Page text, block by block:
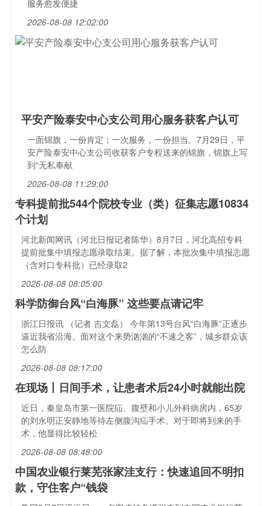
服务愈发便捷
2026-08-08 12:02:00
平安产险泰安中心支公司用心服务获客户认可
一面锦旗，一份肯定；一次服务，一份担当。7月29日，平
安产险泰安中心支公司收获客户专程送来的锦旗，锦旗上写
到“无私奉献
2026-08-08 11:29:00
专科提前批544个院校专业（类）征集志愿10834
个计划
河北新闻网讯（河北日报记者陈华）8月7日，河北高招专科
提前批集中填报志愿录取结束。据了解，本批次集中填报志愿
（含对口专科批）已经录取2
2026-08-08 08:05:00
科学防御台风“白海豚” 这些要点请记牢
浙江日报讯 （记者 吉文磊） 今年第13号台风“白海豚”正逐步
逼近我省沿海。面对这个来势汹汹的“不速之客”，城乡群众该
怎么防
2026-08-08 08:17:00
在现场丨日间手术，让患者术后24小时就能出院
近日，秦皇岛市第一医院疝、腹壁和小儿外科病房内，65岁
的刘永明正安静地等待左侧腹沟疝手术。对于即将到来的手
术，他显得比较轻松
2026-08-08 08:48:00
中国农业银行莱芜张家洼支行：快速追回不明扣
款，守住客户“钱袋